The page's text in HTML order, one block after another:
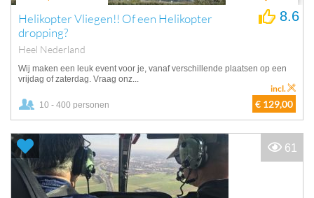
Helikopter Vliegen!! Of een Helikopter
dropping?
Heel Nederland
8.6
Wij maken een leuk event voor je, vanaf verschillende plaatsen op een
vrijdag of zaterdag. Vraag onz...
10 - 400 personen € 129,00
incl.
61